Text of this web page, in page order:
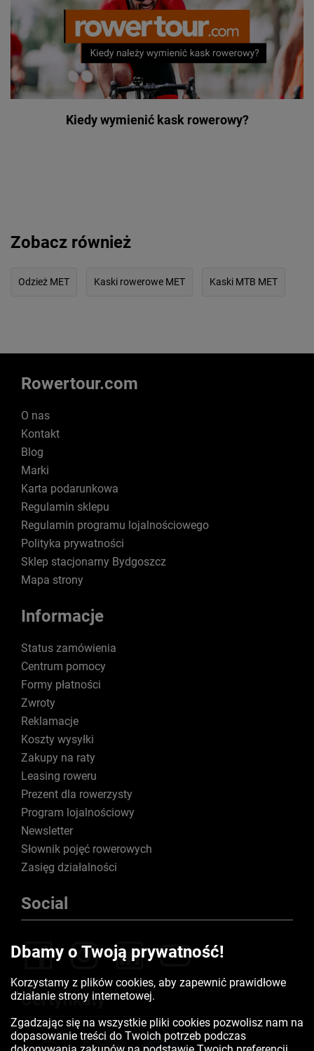
Kiedy wymienić kask rowerowy?
Zobacz również
Odzież MET Kaski rowerowe MET Kaski MTB MET
Rowertour.com
O nas
Kontakt
Blog
Marki
Karta podarunkowa
Regulamin sklepu
Regulamin programu lojalnościowego
Polityka prywatności
Sklep stacjonarny Bydgoszcz
Mapa strony
Informacje
Status zamówienia
Centrum pomocy
Formy płatności
Zwroty
Reklamacje
Koszty wysyłki
Zakupy na raty
Leasing roweru
Prezent dla rowerzysty
Program lojalnościowy
Newsletter
Słownik pojęć rowerowych
Zasięg działalności
Social
Certyfikaty
Dbamy o Twoją prywatność!
Korzystamy z plików cookies, aby zapewnić prawidłowe
działanie strony internetowej.
Zgadzając się na wszystkie pliki cookies pozwolisz nam na
dopasowanie treści do Twoich potrzeb podczas